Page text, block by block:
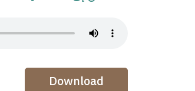
Audio Stream
Audio Stream
Download